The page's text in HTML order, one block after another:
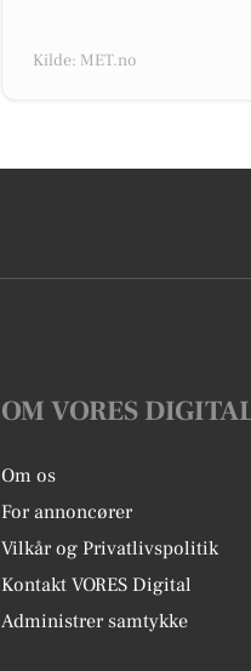
Kilde: MET.no
OM VORES
Om os
For annoncører
Vilkår og Privatlivspolitik
Kontakt VORES Digital
Administrer samtykke